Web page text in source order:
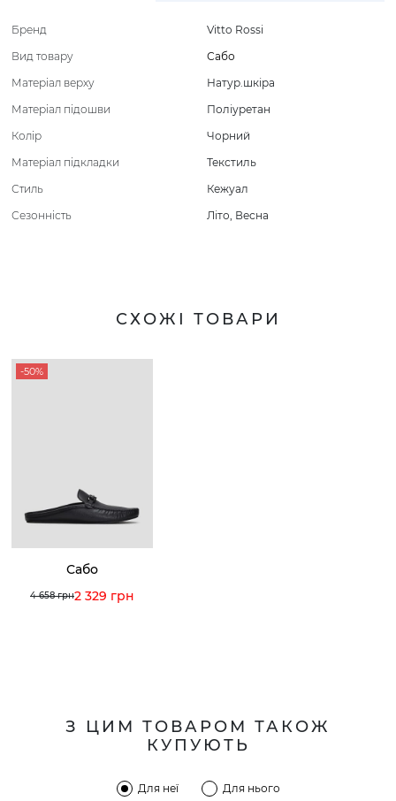
Бренд
Vitto Rossi
Вид товару
Сабо
Матеріал верху
Натур.шкіра
Матеріал підошви
Поліуретан
Колір
Чорний
Матеріал підкладки
Текстиль
Стиль
Кежуал
Сезонність
Літо, Весна
СХОЖІ ТОВАРИ
-50%
Сабо
4 658 грн2 329 грн
З ЦИМ ТОВАРОМ ТАКОЖ
КУПУЮТЬ
Для неї Для нього